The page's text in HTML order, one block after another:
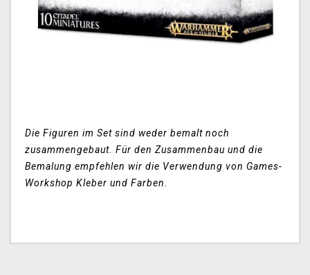
Die Figuren im Set sind weder bemalt noch
zusammengebaut. Für den Zusammenbau und die
Bemalung empfehlen wir die Verwendung von Games-
Workshop Kleber und Farben.